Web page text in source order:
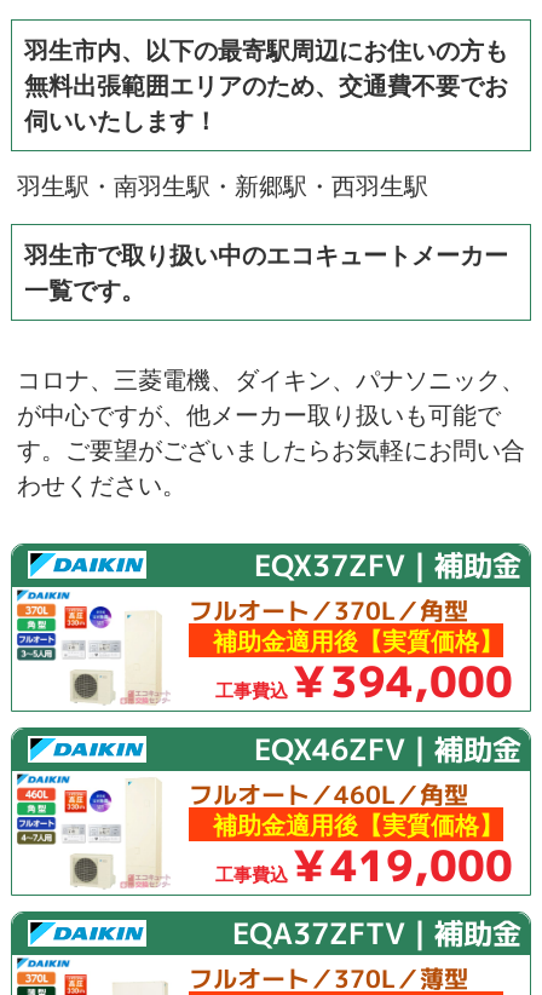
羽生市内、以下の最寄駅周辺にお住いの方も
無料出張範囲エリアのため、交通費不要でお
伺いいたします！
羽生駅・南羽生駅・新郷駅・西羽生駅
羽生市で取り扱い中のエコキュートメーカー
一覧です。
コロナ、 三菱電機、 ダイキン、 パナソニック、
が中心ですが、他メーカー取り扱いも可能で
す。ご要望がございましたらお気軽にお問い合
わせください。
EQX37ZFV｜補助金
フルオート／370L／角型
補助金適用後【実質価格】
工事費込 ￥394,000
EQX46ZFV｜補助金
フルオート／460L／角型
補助金適用後【実質価格】
工事費込 ￥419,000
EQA37ZFTV｜補助金
フルオート／370L／薄型